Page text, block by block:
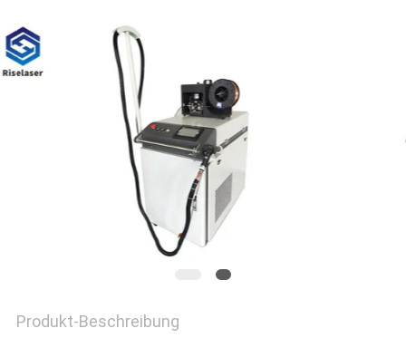
РУССКИЙ
САЙТ
Produkt-Beschreibung